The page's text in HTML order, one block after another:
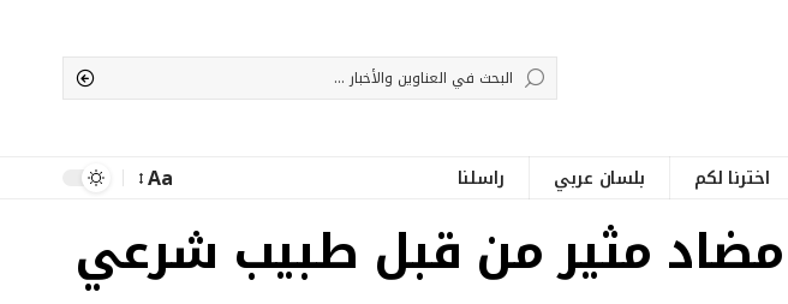
اخترنا لكم بلسان عربي راسلنا
Font
Aa
مضاد مثير من قبل طبيب شرعي